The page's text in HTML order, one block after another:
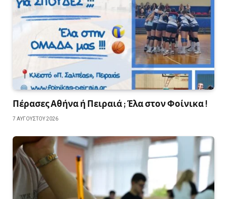
Πέρασες Αθήνα ή Πειραιά ; Έλα στον Φοίνικα !
7 ΑΥΓΟΎΣΤΟΥ 2026